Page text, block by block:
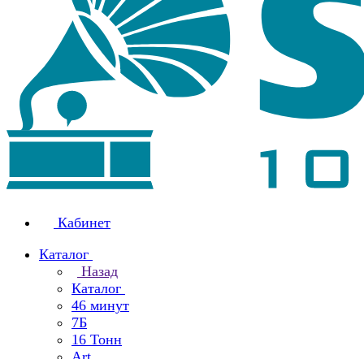
Кабинет
Каталог
Назад
Каталог
46 минут
7Б
16 Тонн